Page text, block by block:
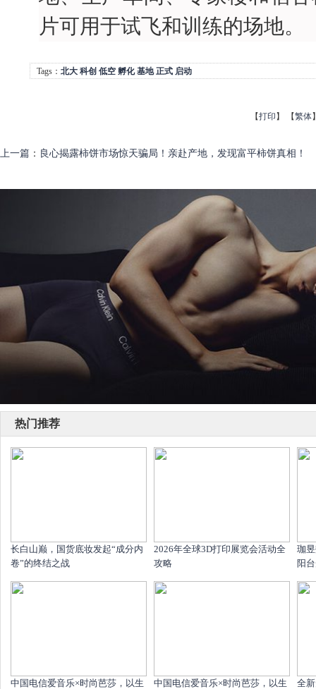
片可用于试飞和训练的场地。
Tags： 北大 科创 低空 孵化 基地 正式 启动
【打印 】 【繁体
上一篇 ： 良心揭露柿饼市场惊天骗局！亲赴产地，发现富平柿饼真相！
热门推荐
长白山巅，国货底妆发起“成分内
卷”的终结之战
2026年全球3D打印展览会活动全
攻略
珈
阳
中国电信爱音乐×时尚芭莎，以生
中国电信爱音乐×时尚芭莎，以生
全